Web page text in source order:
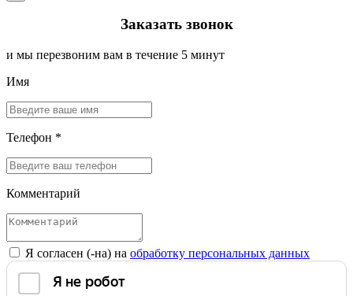
Заказать звонок
и мы перезвоним вам в течение 5 минут
Имя
Телефон *
Комментарий
Я согласен (-на) на обработку персональных данных